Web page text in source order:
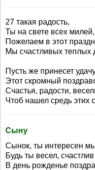
27 такая радость,
Ты на свете всех милей,
Пожелаем в этот
Мы счастливых теплых
Пусть же принесет
Этот скромный
Счастья, радости,
Чтоб нашел средь этих
Сыну
Сынок, ты интересен
Будь ты весел,
В день рожденье